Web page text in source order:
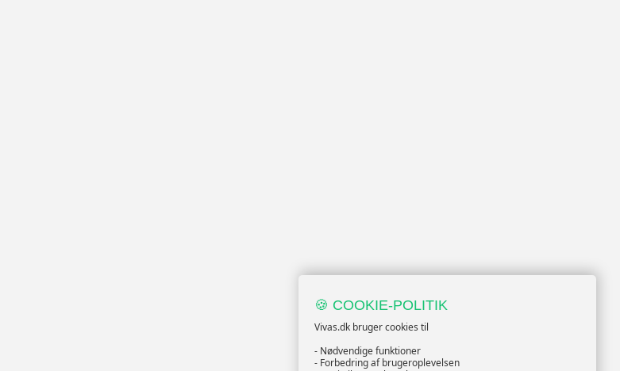
🍪 COOKIE-POLITIK
Vivas.dk bruger cookies til
- Nødvendige funktioner
- Forbedring af brugeroplevelsen